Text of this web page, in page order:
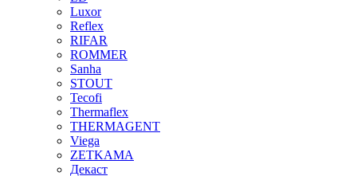
Luxor
Reflex
RIFAR
ROMMER
Sanha
STOUT
Tecofi
Thermaflex
THERMAGENT
Viega
ZETKAMA
Декаст